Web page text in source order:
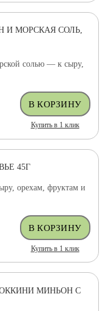
И МОРСКАЯ СОЛЬ,
солью — к сыру,
Купить в 1 клик
45Г
орехам, фруктам и
Купить в 1 клик
МИНЬОН С